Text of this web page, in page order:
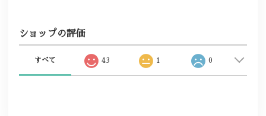
ショップの評価
すべて 43 1 0